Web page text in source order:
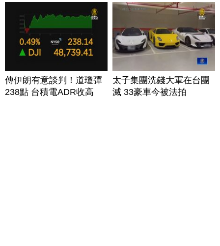
傳伊朗有意談判！道瓊彈
238點 台積電ADR收高
太子集團洗錢大軍在台團
滅 33豪車今被法拍